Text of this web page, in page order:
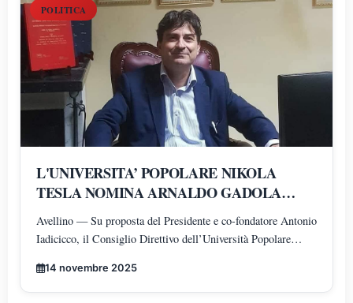
POLITICA
L'UNIVERSITA’ POPOLARE NIKOLA
TESLA NOMINA ARNALDO GADOLA
PRESIDENTE E DIRETTORE DEI
DIPARTIMENTI DI SCIENZE GIURIDICHE,
ECONOMICHE, SCIENZE POLITICHE,
PSICOLOGIA, SCIENZE UMANE,
FILOSOFIA E PEDAGOGIA
Avellino — Su proposta del Presidente e co-fondatore Antonio
Iadicicco, il Consiglio Direttivo dell’Università Popolare
articolato nei Dipartimenti di Scienze Giuridiche ed
Economiche, Scienze Politiche, Psicologia, Scienze Umane,
14 novembre 2025